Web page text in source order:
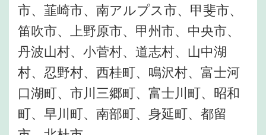
市、韮崎市、南アルプス市、甲斐市、
笛吹市、上野原市、甲州市、中央市、
丹波山村、小菅村、道志村、山中湖
村、忍野村、西桂町、鳴沢村、富士河
口湖町、市川三郷町、富士川町、昭和
町、早川町、南部町、身延町、都留